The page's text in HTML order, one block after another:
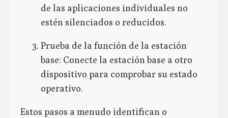
de las aplicaciones individuales no
estén silenciados o reducidos.
Prueba de la función de la estación
base: Conecte la estación base a otro
dispositivo para comprobar su estado
operativo.
Estos pasos a menudo identifican o